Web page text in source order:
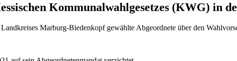
Kommunalwahlgesetzes (KWG) in
Marburg-Biedenkopf gewählte Abgeordnete über den